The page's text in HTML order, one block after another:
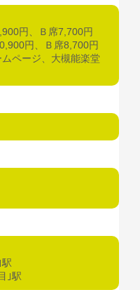
円、Ｂ席7,700円
円、Ｂ席8,700円
ページ、大槻能楽堂
｣駅